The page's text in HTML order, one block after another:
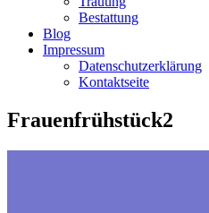
Bestattung
Blog
Impressum
Datenschutzerklärung
Kontaktseite
Frauenfrühstück2